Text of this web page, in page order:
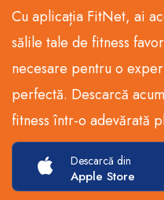
Cu aplicația FitNet, ai
sălile tale de fitness
necesare pentru o
perfectă. Descarcă
fitness într-o adevărată
Descarcă din
Apple Store